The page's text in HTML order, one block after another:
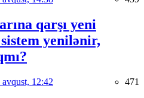
qarşı yeni
yenilənir,
avqust, 12:42 471